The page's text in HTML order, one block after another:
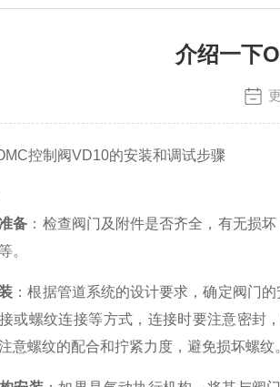
介绍一下
控制阀VD10的安装和调试步骤
备 ：检查阀门及附件是否齐全，有无损
。
：根据管道系统的设计要求，确定阀门
或螺纹连接等方式，连接时要注意密封
意螺纹的配合和拧紧力度，避免损坏螺纹